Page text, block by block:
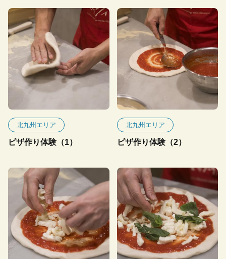
北九州エリア
ピザ作り体験（1）
北九州エリア
ピザ作り体験（2）